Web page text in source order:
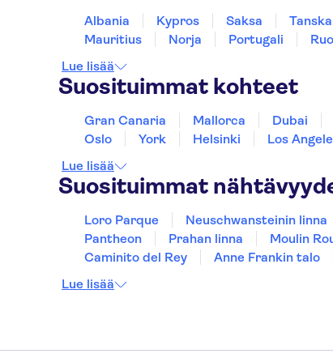
Albania Kypros Saksa Tanska
Mauritius
Norja Portugali
Lue lisää
Suosituimmat kohteet
Gran Canaria Mallorca Dubai
Oslo
York Helsinki Los
Lue lisää
Suosituimmat
Loro Parque Neuschwansteinin linna
Pantheon
Prahan linna Moulin
Caminito del Rey
Anne Frankin talo
Lue lisää